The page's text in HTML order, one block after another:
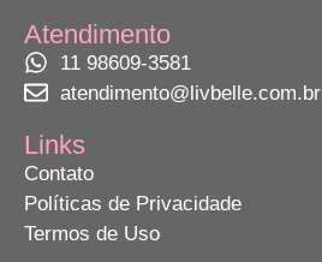
Atendimento
11 98609-3581
atendimento@livbelle.com.br
Links
Contato
Políticas de Privacidade
Termos de Uso